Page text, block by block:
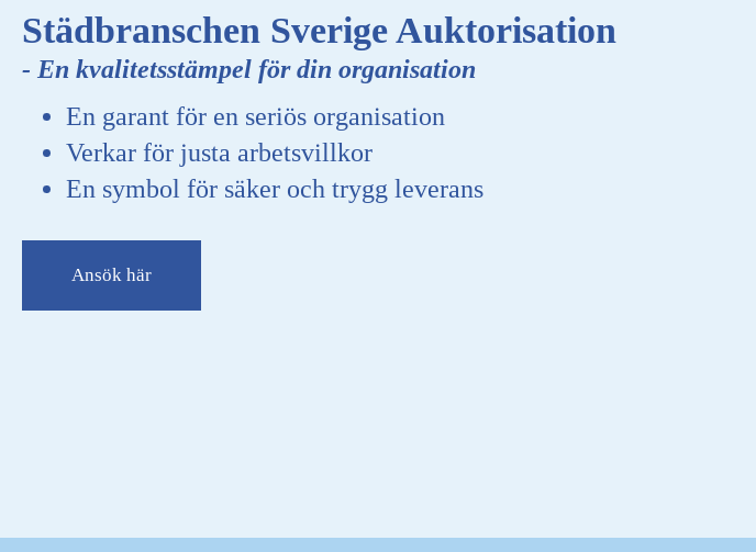
Städbranschen Sverige Auktorisation
- En kvalitetsstämpel för din organisation
En garant för en seriös organisation
Verkar för justa arbetsvillkor
En symbol för säker och trygg leverans
Ansök här